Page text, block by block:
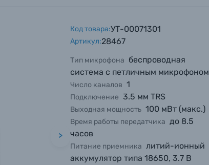
>
Код товара:УТ-00071301
Артикул:28467
Тип микрофона беспроводная
система с петличным микрофоном
Число каналов 1
Подключение 3.5 мм TRS
Выходная мощность 100 мВт (макс.)
Время работы передатчика до 8.5
часов
Питание приемника литий-ионный
аккумулятор типа 18650, 3.7 В